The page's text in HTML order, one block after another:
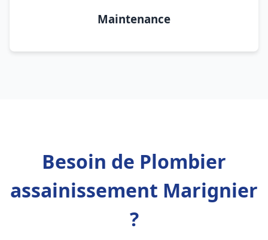
Maintenance
Besoin de Plombier
assainissement Marignier
?